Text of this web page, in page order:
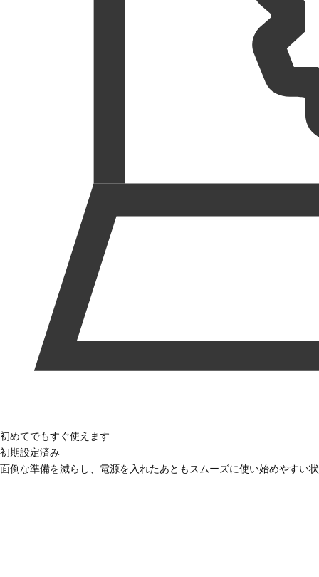
初めてでもすぐ使えます
初期設定済み
面倒な準備を減らし、電源を入れたあともスムーズに使い始めやすい